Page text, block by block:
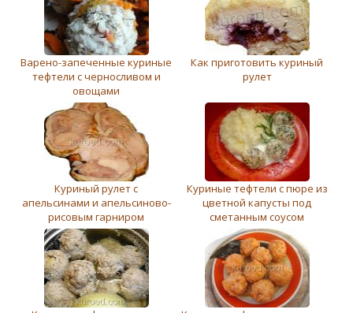
Варено-запеченные куриные
тефтели с черносливом и
овощами
Как приготовить куриный
рулет
Куриный рулет с
апельсинами и апельсиново-
рисовым гарниром
Куриные тефтели с пюре из
цветной капусты под
сметанным соусом